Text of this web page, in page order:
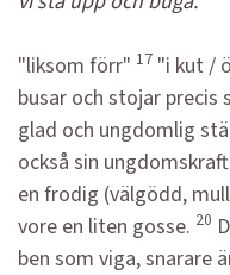
"liksom förr" 17 "i kut /
busar och stojar precis
glad och ungdomlig
också sin
en frodig (välgödd,
vore en liten gosse. 20
ben som viga, snarare